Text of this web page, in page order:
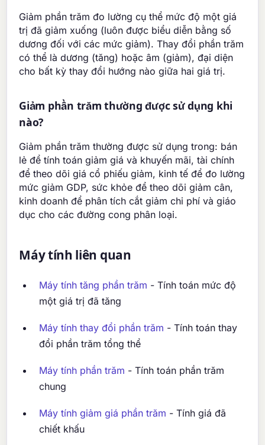
Giảm phần trăm đo lường cụ thể mức độ một giá
trị đã giảm xuống (luôn được biểu diễn bằng số
dương đối với các mức giảm). Thay đổi phần trăm
có thể là dương (tăng) hoặc âm (giảm), đại diện
cho bất kỳ thay đổi hướng nào giữa hai giá trị.
Giảm phần trăm thường được sử dụng khi
nào?
Giảm phần trăm thường được sử dụng trong: bán
lẻ để tính toán giảm giá và khuyến mãi, tài chính
để theo dõi giá cổ phiếu giảm, kinh tế để đo lường
mức giảm GDP, sức khỏe để theo dõi giảm cân,
kinh doanh để phân tích cắt giảm chi phí và giáo
dục cho các đường cong phân loại.
Máy tính liên quan
Máy tính tăng phần trăm - Tính toán mức độ
một giá trị đã tăng
Máy tính thay đổi phần trăm - Tính toán thay
đổi phần trăm tổng thể
Máy tính phần trăm - Tính toán phần trăm
chung
Máy tính giảm giá phần trăm - Tính giá đã
chiết khấu